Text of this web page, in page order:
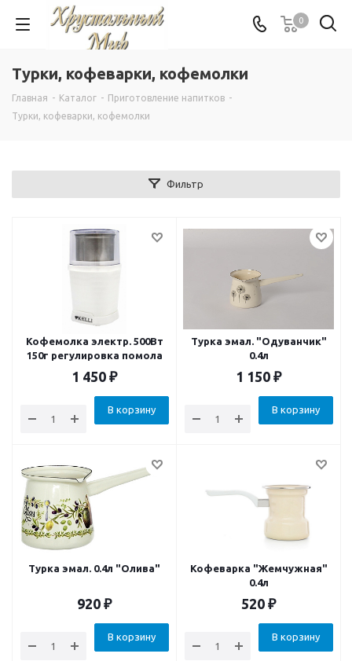
0
Турки, кофеварки, кофемолки
Главная - Каталог - Приготовление напитков -
Турки, кофеварки, кофемолки
Фильтр
Кофемолка электр. 500Вт
150г регулировка помола
1 450 ₽
В корзину
Турка эмал. "Одуванчик"
0.4л
1 150 ₽
В корзину
Турка эмал. 0.4л "Олива"
920 ₽
В корзину
Кофеварка "Жемчужная"
0.4л
520 ₽
В корзину